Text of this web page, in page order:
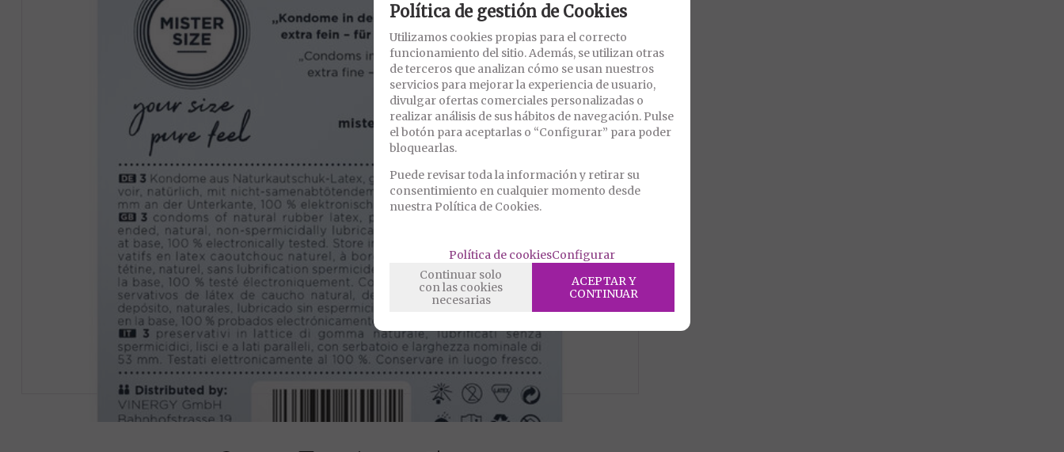
Política de gestión de Cookies
Utilizamos cookies propias para el correcto
funcionamiento del sitio. Además, se utilizan otras
de terceros que analizan cómo se usan nuestros
servicios para mejorar la experiencia de usuario,
divulgar ofertas comerciales personalizadas o
realizar análisis de sus hábitos de navegación. Pulse
el botón para aceptarlas o “Configurar” para poder
bloquearlas.
Puede revisar toda la información y retirar su
consentimiento en cualquier momento desde
nuestra Política de Cookies.
Política de cookiesConfigurar
Continuar solo
con las cookies
necesarias
ACEPTAR Y
CONTINUAR